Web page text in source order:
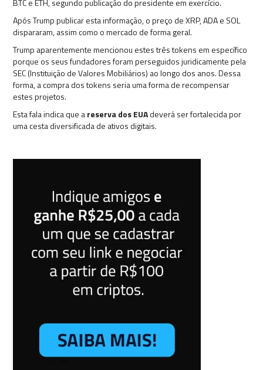
Após Trump publicar esta informação, o preço de XRP, ADA e SOL
dispararam, assim como o mercado de forma geral.
Trump aparentemente mencionou estes três tokens em específico
porque os seus fundadores foram perseguidos juridicamente pela
SEC (Instituição de Valores Mobiliários) ao longo dos anos. Dessa
forma, a compra dos tokens seria uma forma de recompensar
estes projetos.
Esta fala indica que areserva dos EUAdeverá ser fortalecida por
uma cesta diversificada de ativos digitais.